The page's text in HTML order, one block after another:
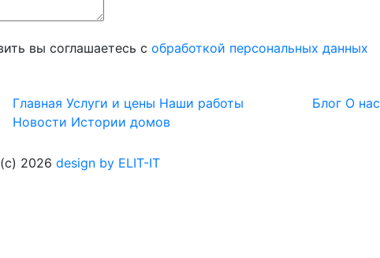
вы соглашаетесь с обработкой персональных данных
Главная Услуги и цены Наши работы
Новости Истории домов
Блог О нас
2026 design by ELIT-IT